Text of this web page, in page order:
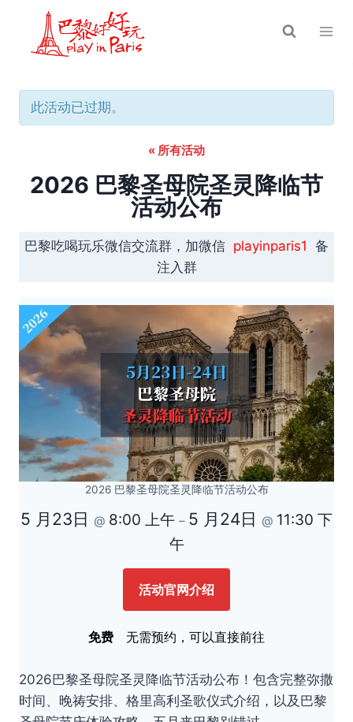
此活动已过期。
« 所有活动
2026 巴黎圣母院圣灵降临节
活动公布
巴黎吃喝玩乐微信交流群，加微信 playinparis1 备
注入群
2026 巴黎圣母院圣灵降临节活动公布
5 月23日 @ 8:00 上午 – 5 月24日 @ 11:30 下
午
活动官网介绍
免费 无需预约，可以直接前往
2026巴黎圣母院圣灵降临节活动公布！包含完整弥撒
时间、晚祷安排、格里高利圣歌仪式介绍，以及巴黎